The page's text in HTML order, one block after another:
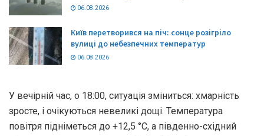
06.08.2026
Київ перетворився на піч: сонце розігріло
вулиці до небезпечних температур
06.08.2026
У вечірній час, о 18:00, ситуація зміниться: хмарність
зросте, і очікуються невеликі дощі. Температура
повітря підніметься до +12,5 °С, а південно-східний